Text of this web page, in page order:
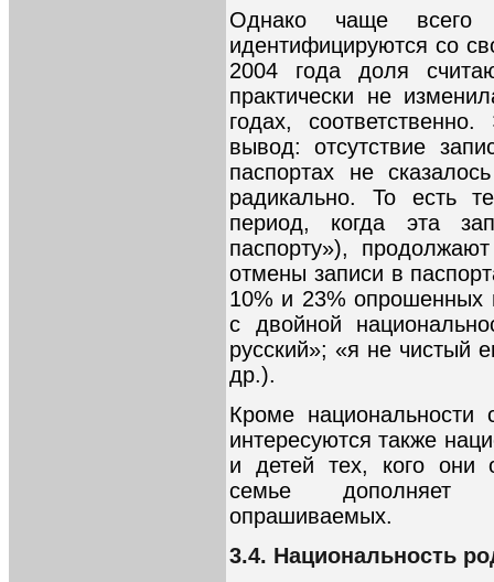
Однако чаще всего
идентифицируются со
2004 года доля
практически не
годах,
вывод: отсутствие
паспортах не
радикально. То есть
период, когда эта
паспорту»),
отмены записи в
10% и 23% опрошенных
с двойной
русский»; «я не чистый
др.).
Кроме национальности
интересуются также
и детей тех, кого они
семье дополняет
опрашиваемых.
3.4. Национальность